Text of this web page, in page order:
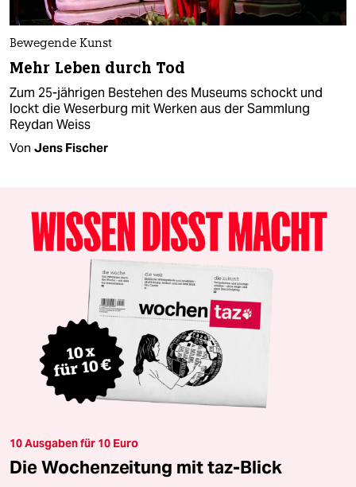
Bewegende Kunst
Mehr Leben durch Tod
Zum 25-jährigen Bestehen des Museums schockt und
lockt die Weserburg mit Werken aus der Sammlung
Reydan Weiss
Von Jens Fischer
10 Ausgaben für 10 Euro
Die Wochenzeitung mit taz-Blick